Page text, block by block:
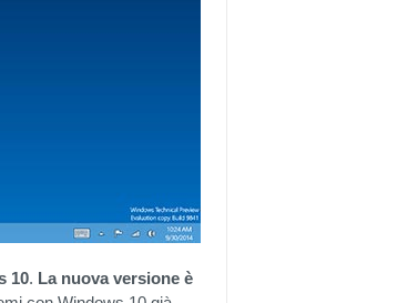
10. La nuova versione è